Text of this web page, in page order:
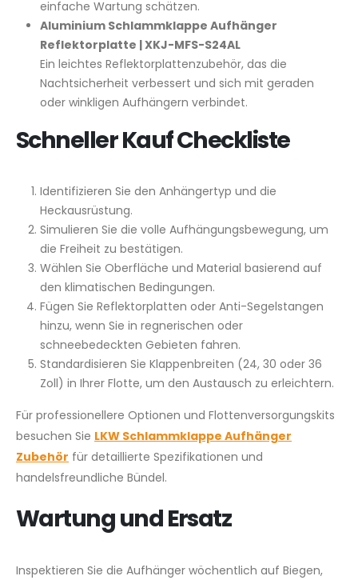
einfache Wartung schätzen.
Aluminium Schlammklappe Aufhänger
Reflektorplatte | XKJ-MFS-S24AL
Ein leichtes Reflektorplattenzubehör, das die
Nachtsicherheit verbessert und sich mit geraden
oder winkligen Aufhängern verbindet.
Schneller Kauf Checkliste
Identifizieren Sie den Anhängertyp und die
Heckausrüstung.
Simulieren Sie die volle Aufhängungsbewegung, um
die Freiheit zu bestätigen.
Wählen Sie Oberfläche und Material basierend auf
den klimatischen Bedingungen.
Fügen Sie Reflektorplatten oder Anti-Segelstangen
hinzu, wenn Sie in regnerischen oder
schneebedeckten Gebieten fahren.
Standardisieren Sie Klappenbreiten (24, 30 oder 36
Zoll) in Ihrer Flotte, um den Austausch zu erleichtern.
Für professionellere Optionen und Flottenversorgungskits
besuchen Sie LKW Schlammklappe Aufhänger
Zubehör für detaillierte Spezifikationen und
handelsfreundliche Bündel.
Wartung und Ersatz
Inspektieren Sie die Aufhänger wöchentlich auf Biegen,